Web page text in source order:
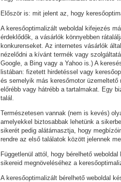
Először is: mit jelent az, hogy
A keresőoptimalizált weboldal kifejezés
érdeklődők, a vásárlók könnyebben
konkurenseket. Az internetes vásárlók
nézelődni a kívánt termék vagy
Google, a Bing vagy a Yahoo is.) A
listában: fizetett hirdetéssel vagy
és semelyik más keresőmotor
előrébb vagy hátrébb a tartalmakat. Egy
talál.
Természetesen vannak (nem is kevés)
amelyekkel biztosabbak lehetünk a
sikerét pedig alátámasztja, hogy
rendre az első találatok között jelennek
Függetlenül attól, hogy bérelhető
sikereid megnöveléséhez a
A keresőoptimalizált bérelhető weboldal